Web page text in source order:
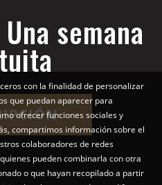
semana
con la finalidad de personalizar
que puedan aparecer para
ofrecer funciones sociales y
compartimos información sobre el
colaboradores de redes
pueden combinarla con otra
o que hayan recopilado a partir